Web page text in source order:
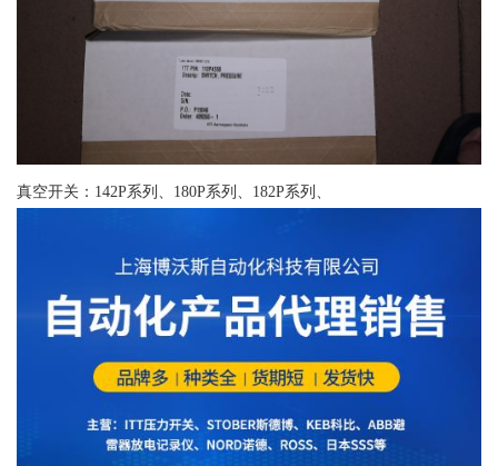
真空开关：142P系列、180P系列、182P系列、